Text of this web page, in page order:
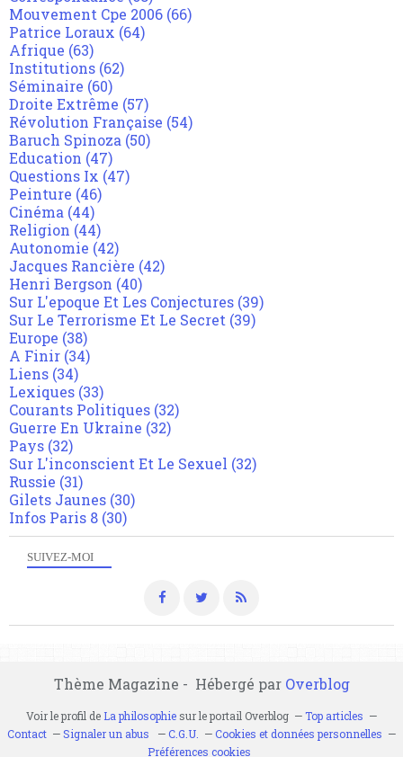
SUIVEZ-MOI
Mouvement Cpe 2006 (66)
Patrice Loraux (64)
Afrique (63)
Institutions (62)
Séminaire (60)
Droite Extrême (57)
Révolution Française (54)
Baruch Spinoza (50)
Education (47)
Questions Ix (47)
Peinture (46)
Cinéma (44)
Religion (44)
Autonomie (42)
Jacques Rancière (42)
Henri Bergson (40)
Sur L'epoque Et Les Conjectures (39)
Sur Le Terrorisme Et Le Secret (39)
Europe (38)
A Finir (34)
Liens (34)
Lexiques (33)
Courants Politiques (32)
Guerre En Ukraine (32)
Pays (32)
Sur L'inconscient Et Le Sexuel (32)
Russie (31)
Gilets Jaunes (30)
Infos Paris 8 (30)
Thème Magazine - Hébergé par Overblog
Voir le profil de La philosophiesur le portail Overblog
Top articles
Contact
Signaler un abus C.G.U.
Cookies et données personnelles
Préférences cookies